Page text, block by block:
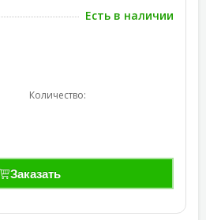
Есть в наличии
Количество:
Заказать